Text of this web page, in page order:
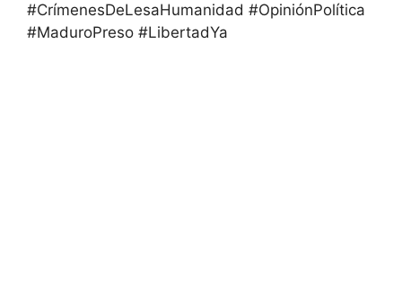
#CrímenesDeLesaHumanidad #OpiniónPolítica
#MaduroPreso #LibertadYa